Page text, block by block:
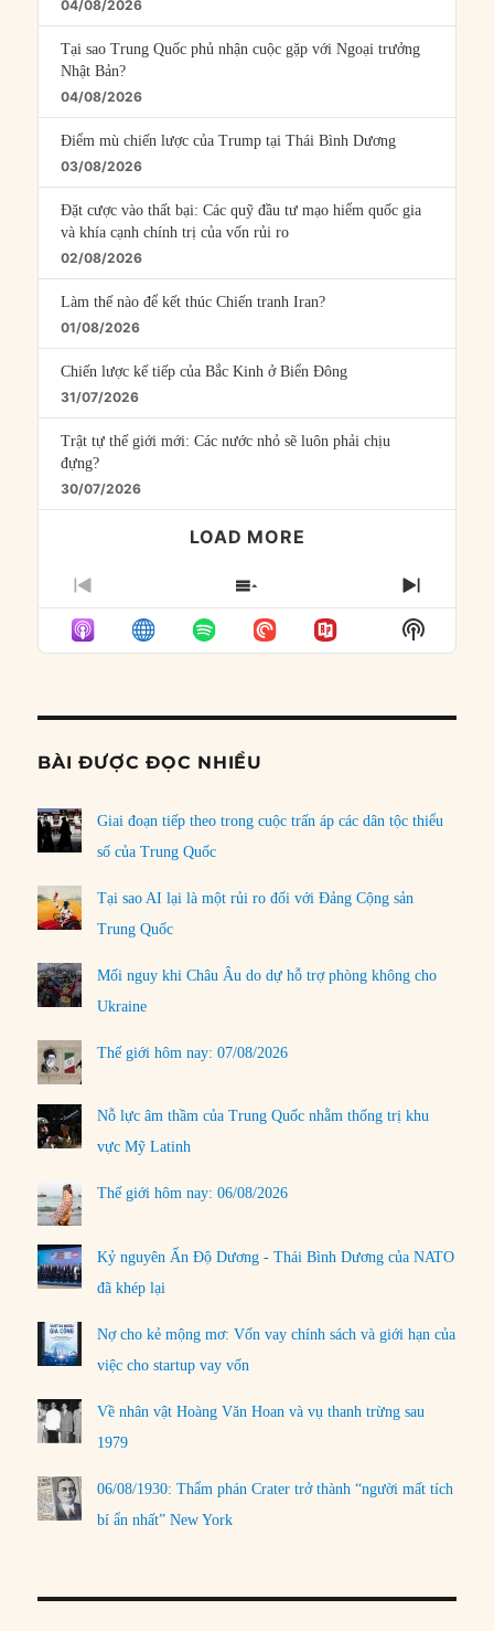
04/08/2026
Tại sao Trung Quốc phủ nhận cuộc gặp với Ngoại trưởng
Nhật Bản?
04/08/2026
Điểm mù chiến lược của Trump tại Thái Bình Dương
03/08/2026
Đặt cược vào thất bại: Các quỹ đầu tư mạo hiểm quốc gia
và khía cạnh chính trị của vốn rủi ro
02/08/2026
Làm thế nào để kết thúc Chiến tranh Iran?
01/08/2026
Chiến lược kế tiếp của Bắc Kinh ở Biển Đông
31/07/2026
Trật tự thế giới mới: Các nước nhỏ sẽ luôn phải chịu
đựng?
30/07/2026
LOAD MORE
PREVIOUS
EPISODE
SHOW
EPISODES
LIST
NEXT
Show
Podcast
BÀI ĐƯỢC ĐỌC NHIỀU
Giai đoạn tiếp theo trong cuộc trấn áp các dân tộc thiểu
số của Trung Quốc
Tại sao AI lại là một rủi ro đối với Đảng Cộng sản
Trung Quốc
Mối nguy khi Châu Âu do dự hỗ trợ phòng không cho
Ukraine
Thế giới hôm nay: 07/08/2026
Nỗ lực âm thầm của Trung Quốc nhằm thống trị khu
vực Mỹ Latinh
Thế giới hôm nay: 06/08/2026
Kỷ nguyên Ấn Độ Dương - Thái Bình Dương của NATO
đã khép lại
Nợ cho kẻ mộng mơ: Vốn vay chính sách và giới hạn của
việc cho startup vay vốn
Về nhân vật Hoàng Văn Hoan và vụ thanh trừng sau
1979
06/08/1930: Thẩm phán Crater trở thành “người mất tích
bí ẩn nhất” New York